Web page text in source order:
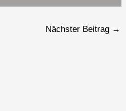
Nächster Beitrag →